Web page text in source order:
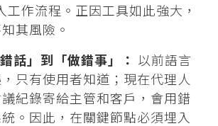
工作流程。正因工具如此強大，
其風險。
話」到「做錯事」： 以前語言
只有使用者知道；現在代理人
紀錄寄給主管和客戶，會用錯
。因此，在關鍵節點必須埋入